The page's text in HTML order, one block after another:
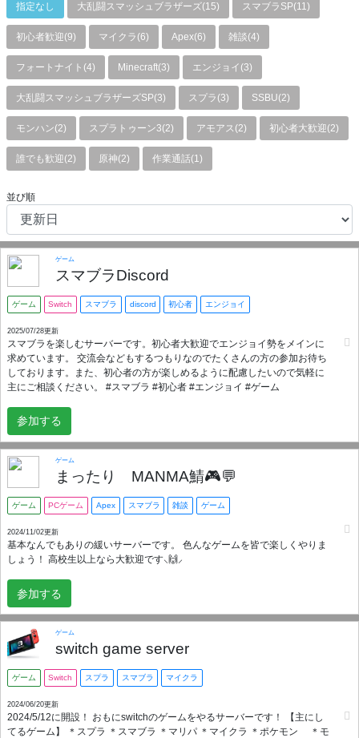
指定なし
大乱闘スマッシュブラザーズ(15) スマブラSP(11)
初心者歓迎(9) マイクラ(6) Apex(6) 雑談(4)
フォートナイト(4) Minecraft(3) エンジョイ(3)
大乱闘スマッシュブラザーズSP(3) スプラ(3) SSBU(2)
モンハン(2) スプラトゥーン3(2) アモアス(2) 初心者大歓迎(2)
誰でも歓迎(2) 原神(2) 作業通話(1)
並び順
ゲーム
スマブラDiscord
ゲーム Switch スマブラ discord 初心者 エンジョイ
2025/07/28更新
スマブラを楽しむサーバーです。初心者大歓迎でエンジョイ勢をメインに
求めています。 交流会などもするつもりなのでたくさんの方の参加お待ち
しております。また、初心者の方が楽しめるように配慮したいので気軽に
主にご相談ください。 #スマブラ #初心者 #エンジョイ #ゲーム
参加する
ゲーム
まったり MANMA鯖🎮💬
ゲーム PCゲーム Apex スマブラ 雑談 ゲーム
2024/11/02更新
基本なんでもありの緩いサーバーです。 色んなゲームを皆で楽しくやりま
しょう！ 高校生以上なら大歓迎です⸜🙌⸝
参加する
ゲーム
switch game server
ゲーム Switch スプラ スマブラ マイクラ
2024/06/20更新
2024/5/12に開設！ おもにswitchのゲームをやるサーバーです！ 【主にし
てるゲーム】 ＊スプラ ＊スマブラ ＊マリパ ＊マイクラ ＊ポケモン ＊モ